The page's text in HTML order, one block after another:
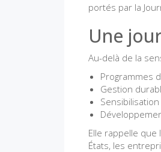
portés par la
Une
Au-delà de la
Programmes
Gestion
Elle rappelle
États, les